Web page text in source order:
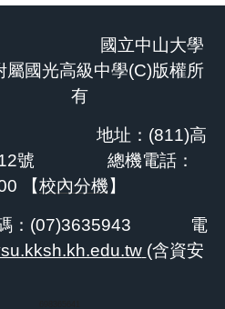
國立中山大學
屬國光高級中學(C)版權所
有
址：(811)高
512號 總機電話：
【校內分機】
電
(含資安
訴)